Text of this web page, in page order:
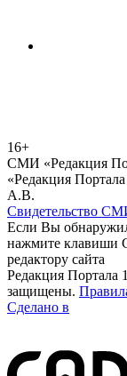
16+
СМИ «Редакция
«Редакция
А.В.
Свидетельство
Если Вы
нажмите клавиши
редактору сайта
Редакция Портала
защищены.
Сделано в